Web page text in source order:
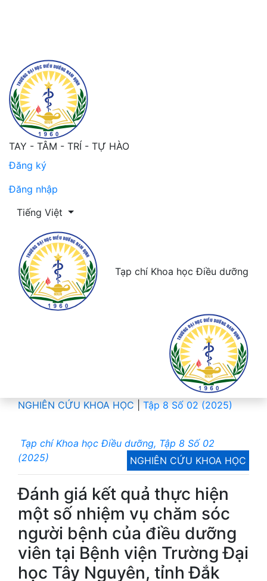
TAY - TÂM - TRÍ - TỰ HÀO
Đăng ký
Đăng nhập
Thay đổi ngôn ngữ. Ngôn ngữ hiện tại là:
Tiếng Việt
Tạp chí Khoa học Điều dưỡng
NGHIÊN CỨU KHOA HỌC Tập 8 Số 02 (2025)
Tạp chí Khoa học Điều dưỡng, Tập 8 Số 02
(2025)
NGHIÊN CỨU KHOA HỌC
Đánh giá kết quả thực hiện
một số nhiệm vụ chăm sóc
người bệnh của điều dưỡng
viên tại Bệnh viện Trường Đại
học Tây Nguyên, tỉnh Đắk